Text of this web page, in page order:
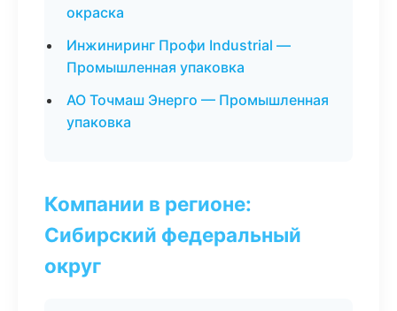
окраска
Инжиниринг Профи Industrial —
Промышленная упаковка
АО Точмаш Энерго — Промышленная
упаковка
Компании в регионе:
Сибирский федеральный
округ